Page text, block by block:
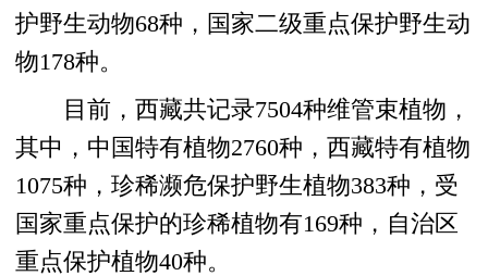
护野生动物68种，国家二级重点保护野生动
物178种。
目前，西藏共记录7504种维管束植物，
其中，中国特有植物2760种，西藏特有植物
1075种，珍稀濒危保护野生植物383种，受
国家重点保护的珍稀植物有169种，自治区
重点保护植物40种。